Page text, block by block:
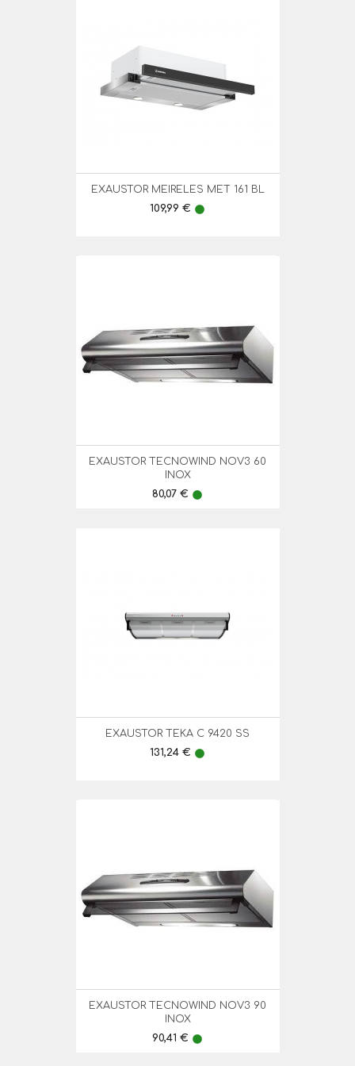
EXAUSTOR MEIRELES MET 161 BL
Preço
109,99 € lens
EXAUSTOR TECNOWIND NOV3 60
INOX
Preço
80,07 € lens
EXAUSTOR TEKA C 9420 SS
Preço
131,24 € lens
EXAUSTOR TECNOWIND NOV3 90
INOX
Preço
90,41 € lens